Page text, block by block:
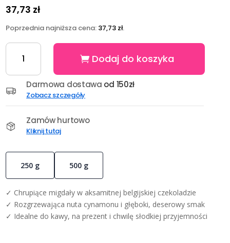
37,73 zł
Poprzednia najniższa cena: 37,73 zł.
ilość
Migdały
w
belgijskiej
czekoladzie
z
cynamonem
500
Dodaj do koszyka
Darmowa dostawa od 150zł
Zobacz szczegóły
Zamów hurtowo
Kliknij tutaj
250 g 500 g
✓ Chrupiące migdały w aksamitnej belgijskiej czekoladzie
✓ Rozgrzewająca nuta cynamonu i głęboki, deserowy smak
✓ Idealne do kawy, na prezent i chwilę słodkiej przyjemności